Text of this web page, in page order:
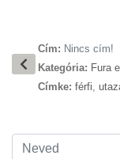
Cím: Nincs cím!
Kategória: Fura
Címke: férfi,